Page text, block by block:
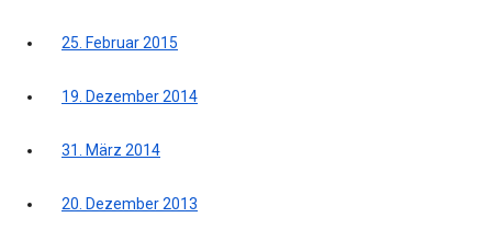
25. Februar 2015
19. Dezember 2014
31. März 2014
20. Dezember 2013